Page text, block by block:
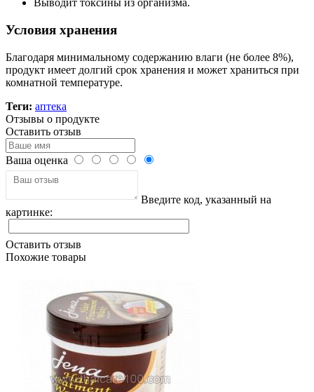
Выводит токсины из организма.
Условия хранения
Благодаря минимальному содержанию влаги (не более 8%),
продукт имеет долгий срок хранения и может храниться при
комнатной температуре.
Теги: аптека
Отзывы о продукте
Оставить отзыв
Ваша оценка
Введите код, указанный на
картинке:
Оставить отзыв
Похожие товары